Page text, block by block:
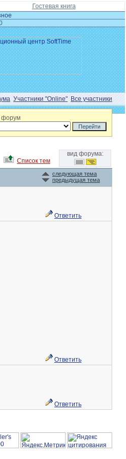
Гостевая книга
Участники "Online" Все участники
форум
Список тем
вид форума:
следующая тема
предыдущая тема
Ответить
Ответить
Ответить